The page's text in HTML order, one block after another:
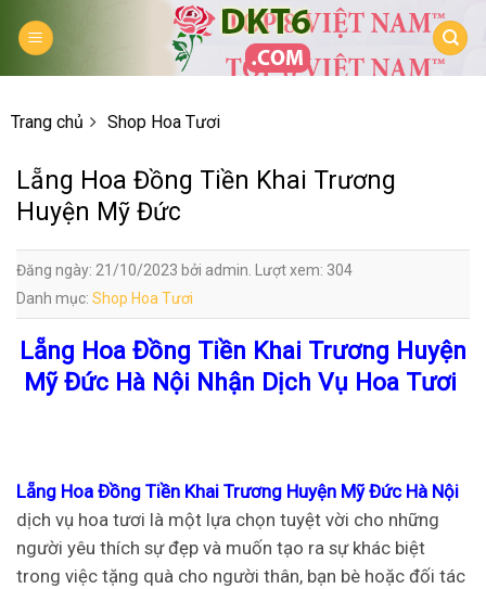
Trang chủ Shop Hoa Tươi
Lẵng Hoa Đồng Tiền Khai Trương
Huyện Mỹ Đức
Đăng ngày: 21/10/2023 bởi admin. Lượt xem: 304
Danh mục: Shop Hoa Tươi
Lẵng Hoa Đồng Tiền Khai Trương Huyện
Mỹ Đức Hà Nội Nhận Dịch Vụ Hoa Tươi
Lẵng Hoa Đồng Tiền Khai Trương Huyện Mỹ Đức Hà Nội
dịch vụ hoa tươi là một lựa chọn tuyệt vời cho những
người yêu thích sự đẹp và muốn tạo ra sự khác biệt
trong việc tặng quà cho người thân, bạn bè hoặc đối tác